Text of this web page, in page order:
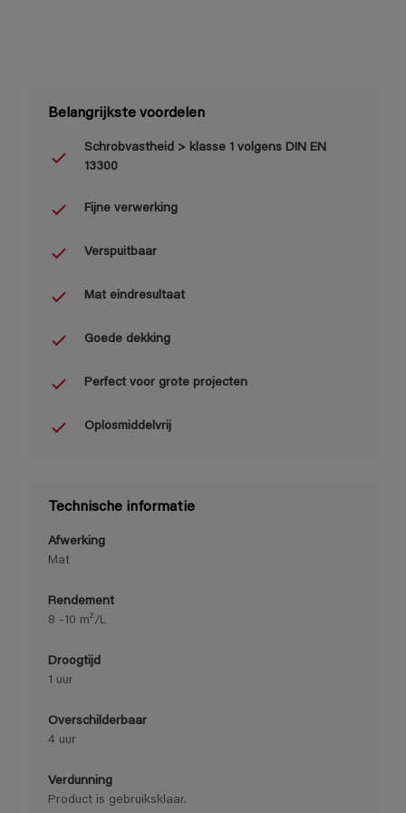
Belangrijkste voordelen
Schrobvastheid > klasse 1 volgens DIN EN
13300
Fijne verwerking
Verspuitbaar
Mat eindresultaat
Goede dekking
Perfect voor grote projecten
Oplosmiddelvrij
Technische informatie
Afwerking
Mat
Rendement
8 -10 m²/L
Droogtijd
1 uur
Overschilderbaar
4 uur
Verdunning
Product is gebruiksklaar.